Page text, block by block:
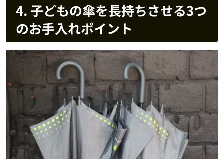
4. 子どもの傘を長持ちさせる3つ
のお手入れポイント